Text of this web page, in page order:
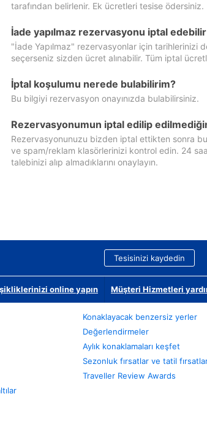
tarafından belirlenir. Ek ücretleri tesise ödersiniz.
İade yapılmaz rezervasyonu iptal
"İade Yapılmaz" rezervasyonlar için tarihlerinizi
seçerseniz sizden ücret alınabilir. Tüm iptal
İptal koşulumu nerede bulabilirim?
Bu bilgiyi rezervasyon onayınızda bulabilirsiniz.
Rezervasyonumun iptal edilip
Rezervasyonunuzu bizden iptal ettikten sonra
ve spam/reklam klasörlerinizi kontrol edin. 24
talebinizi alıp almadıklarını onaylayın.
Tesisinizi kaydedin
online yapın Müşteri Hizmetleri
Konaklayacak benzersiz yerler
Değerlendirmeler
Aylık konaklamaları keşfet
Sezonluk fırsatlar ve tatil
Traveller Review Awards